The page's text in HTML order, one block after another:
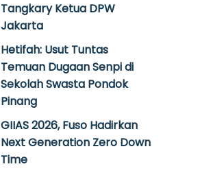
Tangkary Ketua DPW
Jakarta
Hetifah: Usut Tuntas
Temuan Dugaan Senpi di
Sekolah Swasta Pondok
Pinang
GIIAS 2026, Fuso Hadirkan
Next Generation Zero Down
Time